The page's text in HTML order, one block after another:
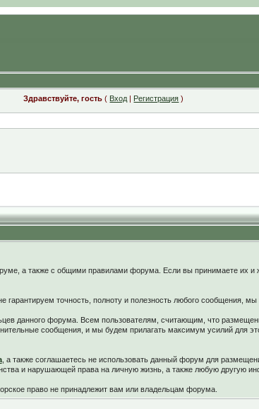
Здравствуйте, гость ( Вход | Регистрация )
а также с общими правилами форума. Если вы принимаете их и
точность, полноту и полезность любого сообщения, мы
данного форума. Всем пользователям, считающим, что
сообщения, и мы будем прилагать максимум усилий для
, а также соглашаетесь не использовать данный форум для
и нарушающей права на личную жизнь, а также любую другую
право не принадлежит вам или владельцам форума.